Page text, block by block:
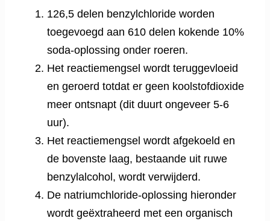
126,5 delen benzylchloride worden
toegevoegd aan 610 delen kokende 10%
soda-oplossing onder roeren.
Het reactiemengsel wordt teruggevloeid
en geroerd totdat er geen koolstofdioxide
meer ontsnapt (dit duurt ongeveer 5-6
uur).
Het reactiemengsel wordt afgekoeld en
de bovenste laag, bestaande uit ruwe
benzylalcohol, wordt verwijderd.
De natriumchloride-oplossing hieronder
wordt geëxtraheerd met een organisch